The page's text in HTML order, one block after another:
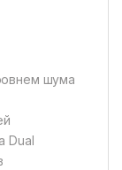
шума
Dual